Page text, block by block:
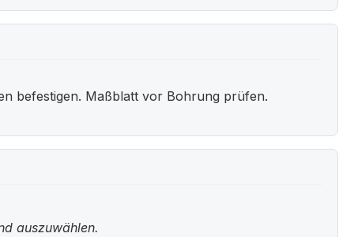
befestigen. Maßblatt vor Bohrung prüfen.
auszuwählen.